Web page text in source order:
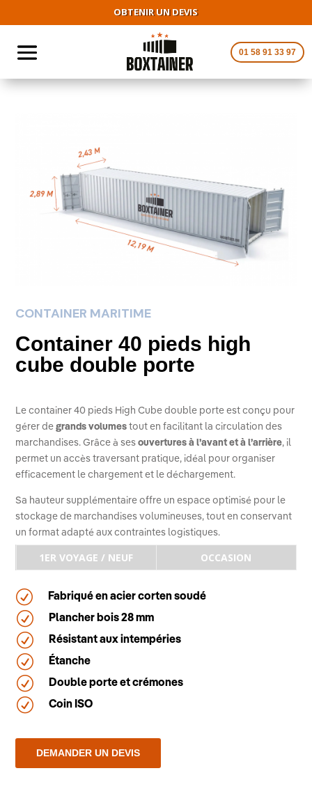
OBTENIR UN DEVIS
01 58 91 33 97
CONTAINER MARITIME
Container 40 pieds high
cube double porte
Le container 40 pieds High Cube double porte est conçu pour
gérer degrands volumes tout en facilitant la circulation des
marchandises. Grâce à sesouvertures à l’avant et à l’arrière, il
permet un accès traversant pratique, idéal pour organiser
efficacement le chargement et le déchargement.
Sa hauteur supplémentaire offre un espace optimisé pour le
stockage de marchandises volumineuses, tout en conservant
un format adapté aux contraintes logistiques.
1ER VOYAGE / NEUF OCCASION
R Fabriqué en acier corten soudé
R Plancher bois 28 mm
R Résistant aux intempéries
R Étanche
R Double porte et crémones
R Coin ISO
DEMANDER UN DEVIS